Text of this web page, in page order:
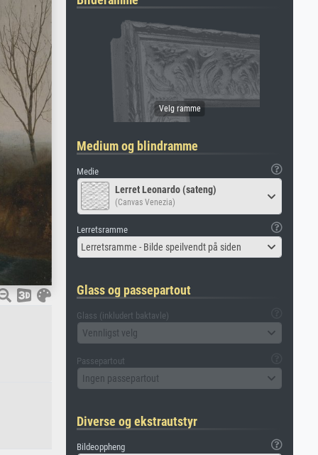
Medium og blindramme
Medie
Lerret Leonardo (sateng)
(Canvas Venezia)
Lerretsramme
Lerretsramme - Bilde speilvendt på siden
Glass og passepartout
Glass (inkludert baktavle)
Vennligst velg
Passepartout
Ingen passepartout
Diverse og ekstrautstyr
Bildeoppheng